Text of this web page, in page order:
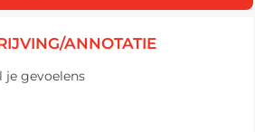
ANNOTATIE
je gevoelens